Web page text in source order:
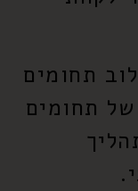
תחומים
תחומים